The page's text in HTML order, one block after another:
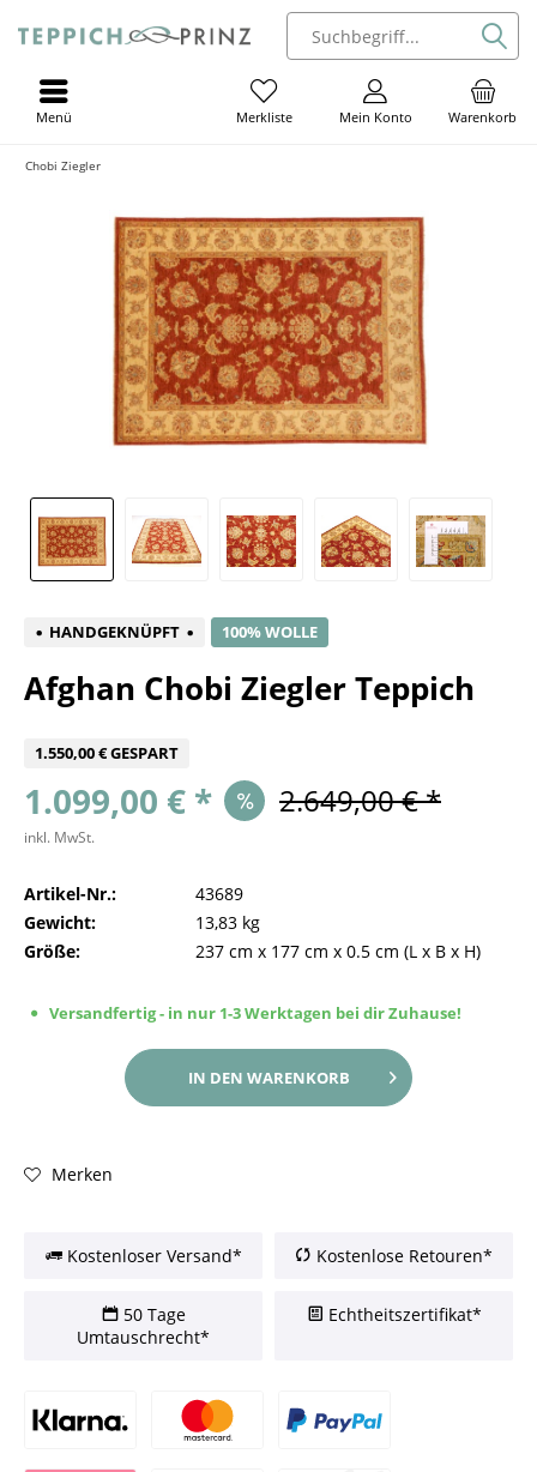
Warenkorb
Mein Konto
Merkliste
Menü
Chobi Ziegler
HANDGEKNÜPFT 100% WOLLE
Afghan Chobi Ziegler Teppich
1.550,00 € GESPART
1.099,00 € * 2.649,00 € *
inkl. MwSt.
Artikel-Nr.:
43689
Gewicht:
13,83 kg
Größe:
237 cm x 177 cm x 0.5 cm (L x B x H)
Versandfertig - in nur 1-3 Werktagen bei dir Zuhause!
IN DEN WARENKORB
Merken
Kostenloser Versand* Kostenlose Retouren*
50 Tage
Umtauschrecht*
Echtheitszertifikat*